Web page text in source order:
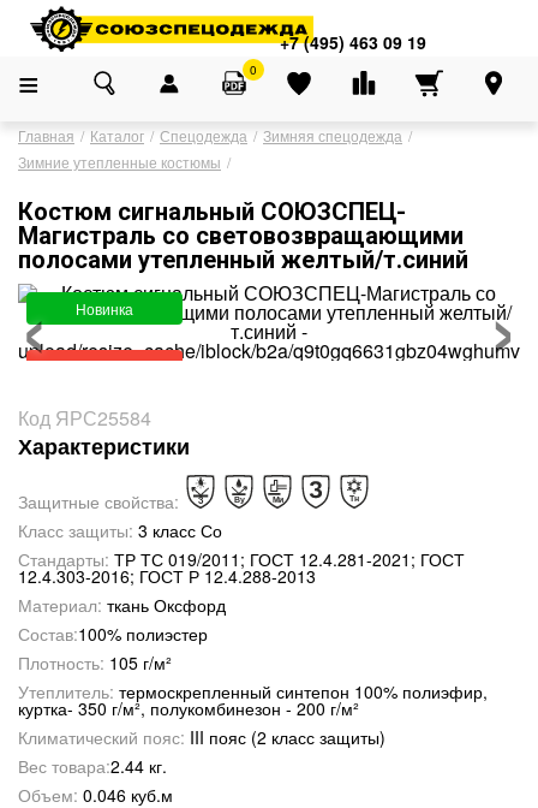
Адреса магазинов
+7 (495) 463 09 19
+7 (495) 463 09 19
0
Главная Каталог Спецодежда
Зимняя спецодежда
Зимние утепленные костюмы
Костюм сигнальный СОЮЗСПЕЦ-
Магистраль со световозвращающими
полосами утепленный желтый/т.синий
Новинка
Большие размеры ›
‹
Код ЯРС25584
Характеристики
Защитные свойства:
Класс защиты: 3 класс Со
Стандарты: ТР ТС 019/2011; ГОСТ 12.4.281-2021; ГОСТ
12.4.303-2016; ГОСТ Р 12.4.288-2013
Материал: ткань Оксфорд
Состав:100% полиэстер
Плотность: 105 г/м²
Утеплитель: термоскрепленный синтепон 100% полиэфир,
куртка- 350 г/м², полукомбинезон - 200 г/м²
Климатический пояс: III пояс (2 класс защиты)
Вес товара:2.44 кг.
Объем: 0.046 куб.м